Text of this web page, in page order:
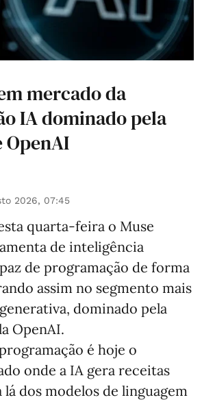
mercado da
IA dominado pela
2026, 07:45
quarta-feira o Muse
de inteligência
de programação de forma
assim no segmento mais
dominado pela
OpenAI.
é hoje o
onde a IA gera receitas
dos modelos de linguagem